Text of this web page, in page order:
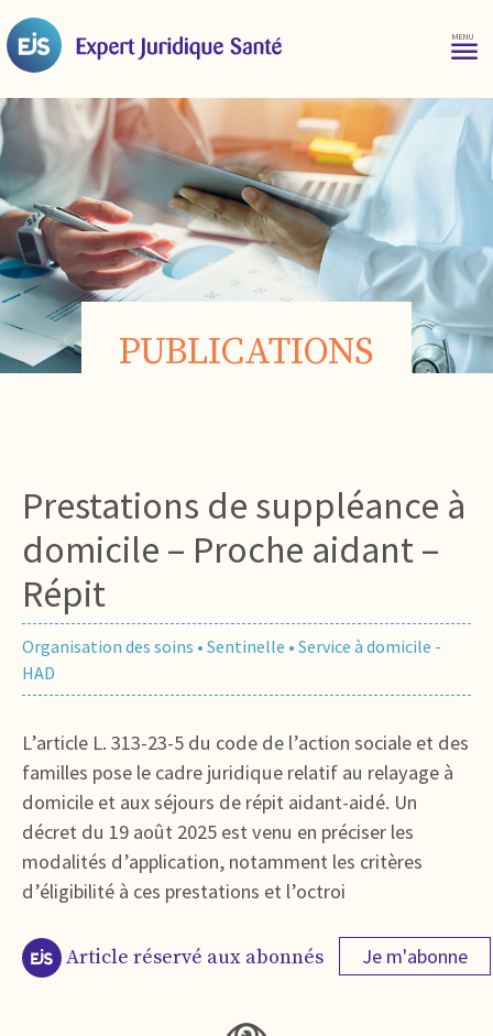
PUBLICATIONS
Prestations de suppléance à
domicile – Proche aidant –
Répit
Organisation des soins • Sentinelle • Service à domicile -
HAD
L’article L. 313-23-5 du code de l’action sociale et des
familles pose le cadre juridique relatif au relayage à
domicile et aux séjours de répit aidant-aidé. Un
décret du 19 août 2025 est venu en préciser les
modalités d’application, notamment les critères
d’éligibilité à ces prestations et l’octroi
Article réservé aux abonnés Je m'abonne